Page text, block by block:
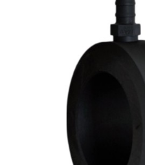
Koelwatersysteem
Techniek Blog
Nederlands